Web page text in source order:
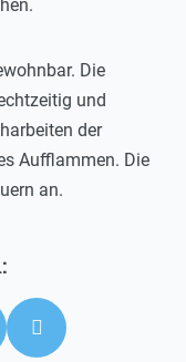
Die
und
der
Aufflammen. Die
an.